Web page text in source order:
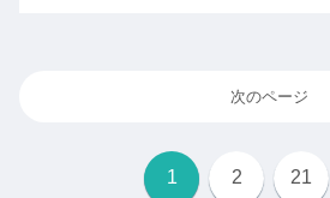
次のページ
1 2 21